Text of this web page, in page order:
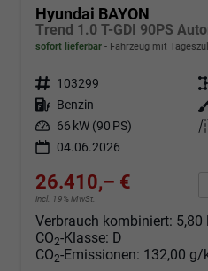
Hyundai BAYON
sofort lieferbar Fahrzeug mit
Fahrzeugnr. 103299
Kraftstoff Benzin
Leistung 66 kW (90 PS)
04.06.2026
26.410,– €
incl. 19% MwSt.
Verbrauch kombiniert: 5,80
CO2-Klasse: D
CO2-Emissionen: 132,00 g/